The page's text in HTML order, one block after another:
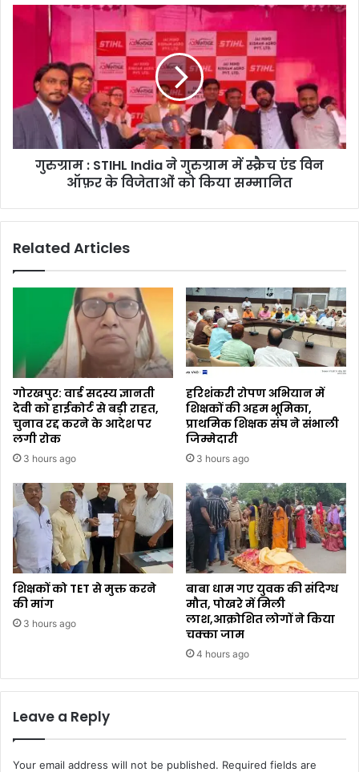
गुरुग्राम : STIHL India ने गुरुग्राम में स्क्रैच एंड विन
ऑफ़र के विजेताओं को किया सम्मानित
Related Articles
गोरखपुर: वार्ड सदस्य ज्ञानती
देवी को हाईकोर्ट से बड़ी राहत,
चुनाव रद्द करने के आदेश पर
लगी रोक
3 hours ago
हरिशंकरी रोपण अभियान में
शिक्षकों की अहम भूमिका,
प्राथमिक शिक्षक संघ ने संभाली
जिम्मेदारी
3 hours ago
शिक्षकों को TET से मुक्त करने
की मांग
3 hours ago
बाबा धाम गए युवक की संदिग्ध
मौत, पोखरे में मिली
लाश,आक्रोशित लोगों ने किया
चक्का जाम
4 hours ago
Leave a Reply
Your email address will not be published. Required fields are